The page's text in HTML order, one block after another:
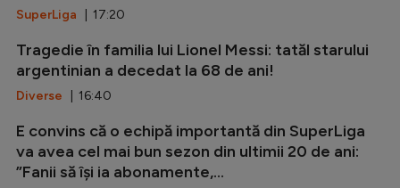
SuperLiga | 17:20
Tragedie în familia lui Lionel Messi: tatăl starului
argentinian a decedat la 68 de ani!
Diverse | 16:40
E convins că o echipă importantă din SuperLiga
va avea cel mai bun sezon din ultimii 20 de ani:
”Fanii să își ia abonamente,...